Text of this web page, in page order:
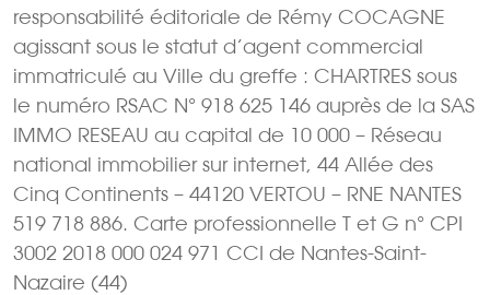
responsabilité éditoriale de Rémy COCAGNE
agissant sous le statut d’agent commercial
immatriculé au Ville du greffe : CHARTRES sous
le numéro RSAC N° 918 625 146 auprès de la SAS
IMMO RESEAU au capital de 10 000 – Réseau
national immobilier sur internet, 44 Allée des
Cinq Continents – 44120 VERTOU – RNE NANTES
519 718 886. Carte professionnelle T et G n° CPI
3002 2018 000 024 971 CCI de Nantes-Saint-
Nazaire (44)